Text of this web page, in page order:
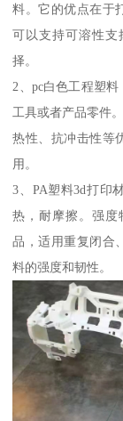
料。它的优点在于
可以支持可溶性支
择。
2、pc白色工程塑
工具或者产品零件
热性、抗冲击性等
用。
3、PA塑料3d打印
热，耐摩擦。强
品，适用重复闭合
料的强度和韧性。